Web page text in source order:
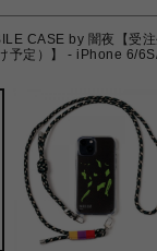
CASE by 闇夜【受
予定）】 - iPhone 6/